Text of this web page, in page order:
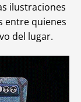
ilustraciones
entre quienes
del lugar.